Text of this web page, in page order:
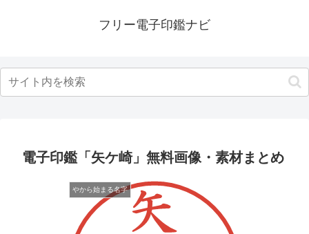
フリー電子印鑑ナビ
電子印鑑「矢ケ崎」無料画像・素材まとめ
やから始まる名字